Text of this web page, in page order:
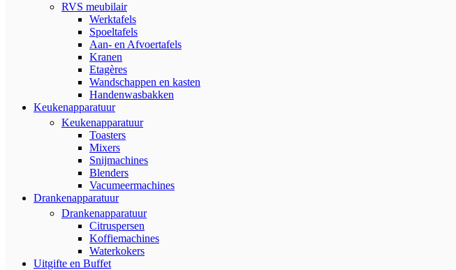
RVS meubilair
Werktafels
Spoeltafels
Aan- en Afvoertafels
Kranen
Etagères
Wandschappen en kasten
Handenwasbakken
Keukenapparatuur
Keukenapparatuur
Toasters
Mixers
Snijmachines
Blenders
Vacumeermachines
Drankenapparatuur
Drankenapparatuur
Citruspersen
Koffiemachines
Waterkokers
Uitgifte en Buffet